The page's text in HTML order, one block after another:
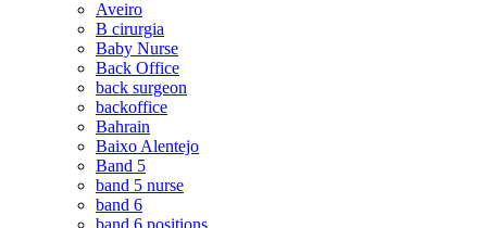
Aveiro
B cirurgia
Baby Nurse
Back Office
back surgeon
backoffice
Bahrain
Baixo Alentejo
Band 5
band 5 nurse
band 6
band 6 positions